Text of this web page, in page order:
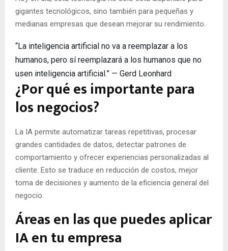
gigantes tecnológicos, sino también para pequeñas y
medianas empresas que desean mejorar su rendimiento.
“La inteligencia artificial no va a reemplazar a los
humanos, pero sí reemplazará a los humanos que no
usen inteligencia artificial.” — Gerd Leonhard
¿Por qué es importante para
los negocios?
La IA permite automatizar tareas repetitivas, procesar
grandes cantidades de datos, detectar patrones de
comportamiento y ofrecer experiencias personalizadas al
cliente. Esto se traduce en reducción de costos, mejor
toma de decisiones y aumento de la eficiencia general del
negocio.
Áreas en las que puedes aplicar
IA en tu empresa